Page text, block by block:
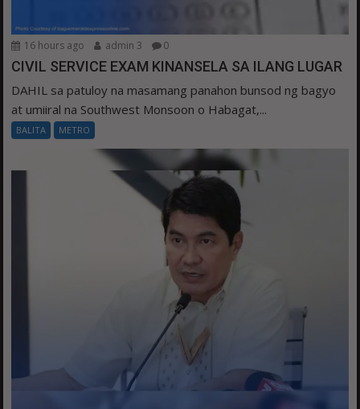
16 hours ago admin 3 0
CIVIL SERVICE EXAM KINANSELA SA ILANG LUGAR
DAHIL sa patuloy na masamang panahon bunsod ng bagyo
at umiiral na Southwest Monsoon o Habagat,...
BALITA METRO